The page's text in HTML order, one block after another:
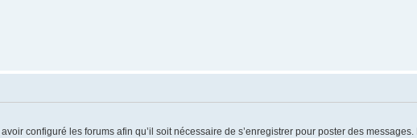
configuré les forums afin qu’il soit nécessaire de s’enregistrer pour poster des